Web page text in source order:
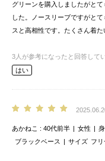
グリーンを購入しましたがと
した。ノースリーブですがと
スと高相性です。たくさん着た
3 人が参考になったと回答して
はい
あかねこ 40代前半 女性
ブラックベース
サイズ フリ